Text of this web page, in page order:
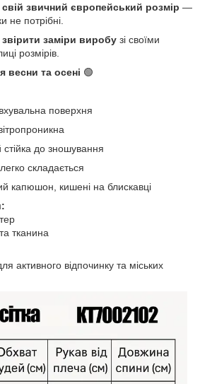
свій звичний європейський розмір —
не потрібні.
звірити заміри виробу зі своїми
розмірів.
весни та осені 🟢
поверхня
стійка до зношування
складається
капюшон, кишені на блискавці
тканина
активного відпочинку та міських